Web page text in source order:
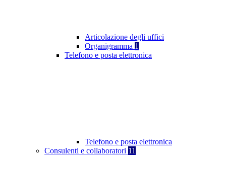
Articolazione degli uffici
Organigramma 1
Telefono e posta elettronica
Telefono e posta elettronica
Consulenti e collaboratori 11